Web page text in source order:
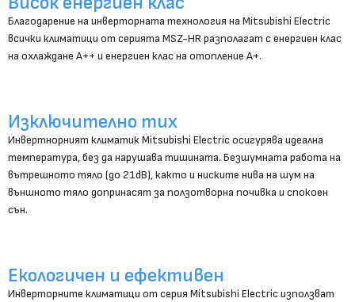
Благодарение на инверторната технология на Mitsubishi Electric
всички климатици от серията MSZ-HR разполагат с енергиен клас
на охлаждане A++ и енергиен клас на отопление А+.
Изключително тих
Инвертнорният климатик Mitsubishi Electric осигурява идеална
температура, без да нарушава тишината. Безшумната работа на
вътрешното тяло (до 21dB), както и ниските нива на шум на
външното тяло допринасят за ползотворна почивка и спокоен
сън.
Екологичен и ефективен
Инверторните климатици от серия Mitsubishi Electric използват